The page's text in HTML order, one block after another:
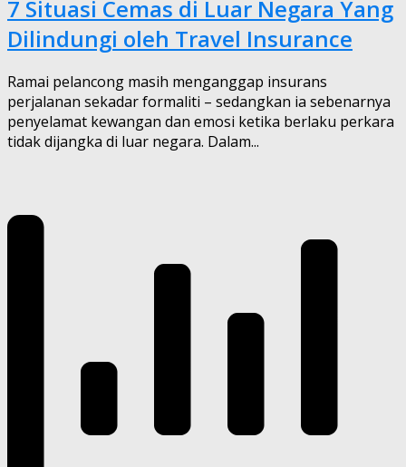
7 Situasi Cemas di Luar Negara Yang
Dilindungi oleh Travel Insurance
Ramai pelancong masih menganggap insurans
perjalanan sekadar formaliti – sedangkan ia sebenarnya
penyelamat kewangan dan emosi ketika berlaku perkara
tidak dijangka di luar negara. Dalam...